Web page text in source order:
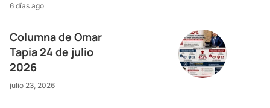
6 días ago
Columna de Omar
Tapia 24 de julio
2026
julio 23, 2026